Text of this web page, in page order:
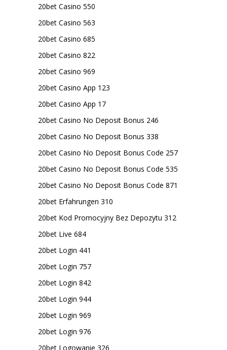
20bet Casino 550
20bet Casino 563
20bet Casino 685
20bet Casino 822
20bet Casino 969
20bet Casino App 123
20bet Casino App 17
20bet Casino No Deposit Bonus 246
20bet Casino No Deposit Bonus 338
20bet Casino No Deposit Bonus Code 257
20bet Casino No Deposit Bonus Code 535
20bet Casino No Deposit Bonus Code 871
20bet Erfahrungen 310
20bet Kod Promocyjny Bez Depozytu 312
20bet Live 684
20bet Login 441
20bet Login 757
20bet Login 842
20bet Login 944
20bet Login 969
20bet Login 976
20bet Logowanie 326